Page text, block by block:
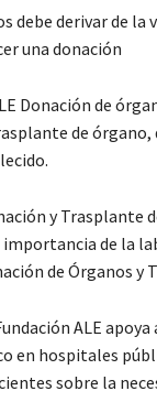
debe derivar de la
una donación
Donación de
de órgano,
y Trasplante
de la
de Órganos y
ALE apoya
en hospitales
sobre la